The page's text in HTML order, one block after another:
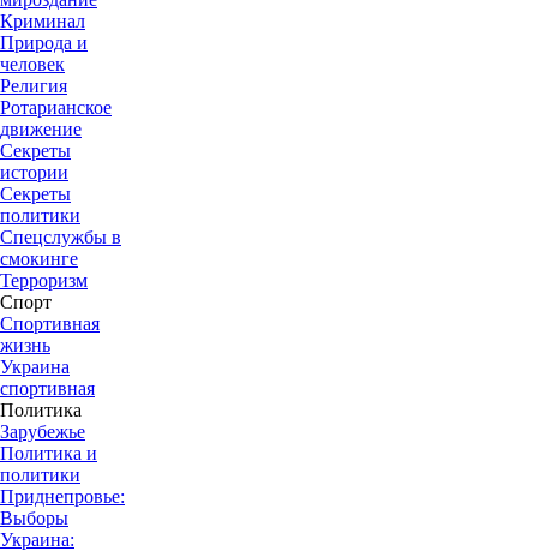
Криминал
Природа и
человек
Религия
Ротарианское
движение
Секреты
истории
Секреты
политики
Спецслужбы в
смокинге
Терроризм
Спорт
Спортивная
жизнь
Украина
спортивная
Политика
Зарубежье
Политика и
политики
Приднепровье:
Выборы
Украина: